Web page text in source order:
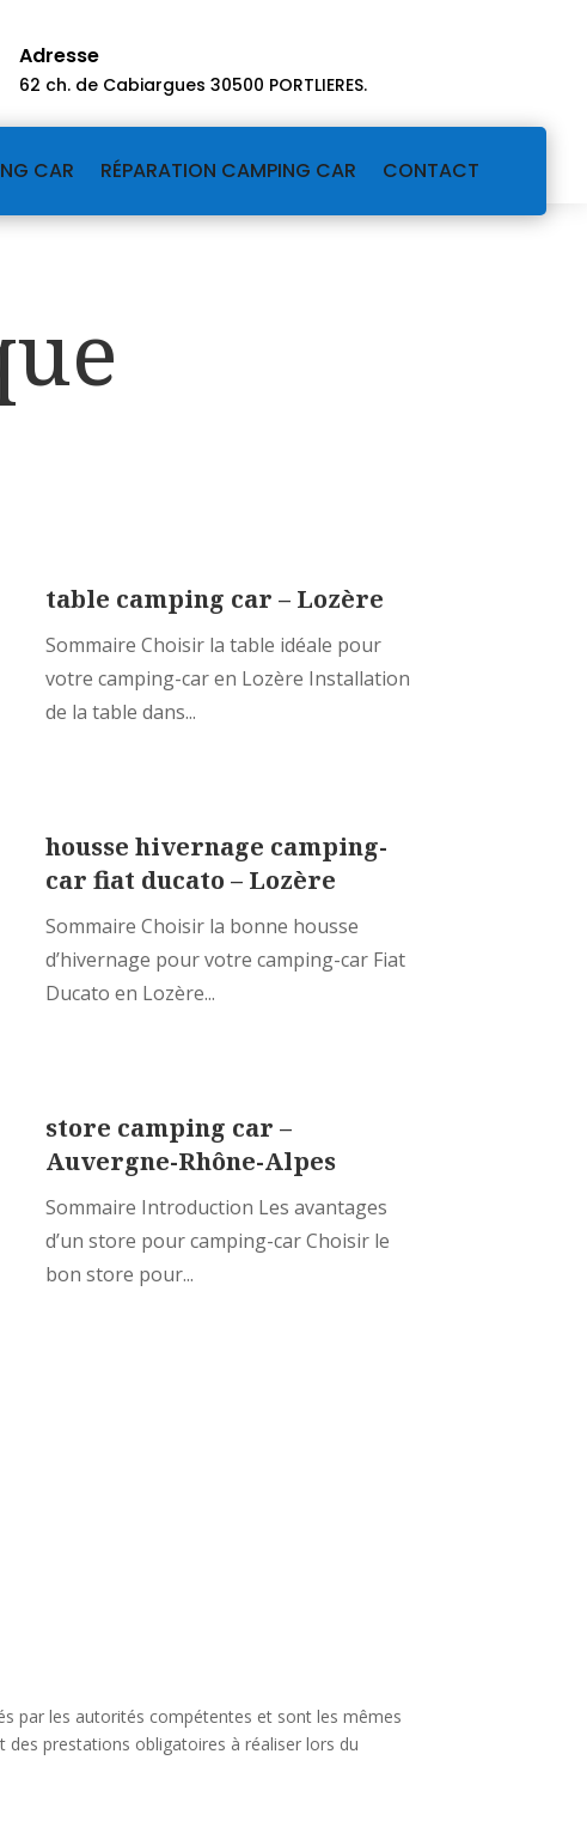
Adresse
62 ch. de Cabiargues 30500 PORTLIERES.
CAR RÉPARATION CAMPING CAR CONTACT
table camping car – Lozère
Sommaire Choisir la table idéale pour
votre camping-car en Lozère Installation
de la table dans...
housse hivernage camping-
car fiat ducato – Lozère
Sommaire Choisir la bonne housse
d’hivernage pour votre camping-car Fiat
Ducato en Lozère...
store camping car –
Auvergne-Rhône-Alpes
Sommaire Introduction Les avantages
d’un store pour camping-car Choisir le
bon store pour...
par les autorités compétentes et sont les mêmes
prestations obligatoires à réaliser lors du